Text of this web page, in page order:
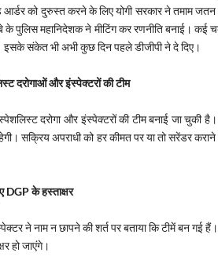
आर्डर को दुरुस्त करने के लिए योगी सरकार ने तमाम
के पुलिस महानिदेशक ने मीटिंग कर रणनीति बनाई। कई
इसके संकेत भी अभी कुछ दिन पहले डीजीपी ने दे दिए।
दरोगाओं और इंस्पेक्टरों की टीम
दरोगा और इंस्पेक्टरों की टीम बनाई जा चुकी
सक्रिय अपराधी को हर कीमत पर या तो सरेंडर
DGPके हस्ताक्षर
ने नाम न छापने की शर्त पर बताया कि टीमें बन गई
हो जाएंगे।